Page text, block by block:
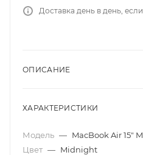
Доставка день в день,
ОПИСАНИЕ
ХАРАКТЕРИСТИКИ
Модель — MacBook Air 15"
Цвет — Midnight